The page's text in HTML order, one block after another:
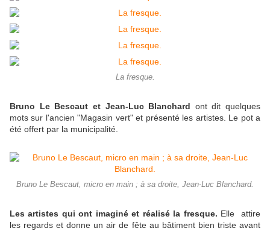
La fresque.
Bruno Le Bescaut et Jean-Luc Blanchard ont dit quelques
mots sur l'ancien "Magasin vert" et présenté les artistes. Le pot a
été offert par la municipalité.
Bruno Le Bescaut, micro en main ; à sa droite, Jean-Luc Blanchard.
Les artistes qui ont imaginé et réalisé la fresque. Elle
attire
les regards et donne un air de fête au bâtiment bien triste avant